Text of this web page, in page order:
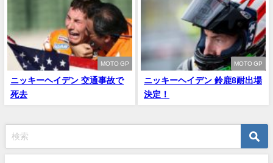
MOTO GP
ニッキーヘイデン 交通事故で
死去
MOTO GP
ニッキーヘイデン 鈴鹿8耐出場
決定！